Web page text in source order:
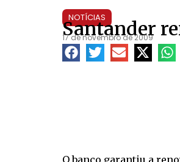
NOTÍCIAS
Santander
17 de novembro de 2009